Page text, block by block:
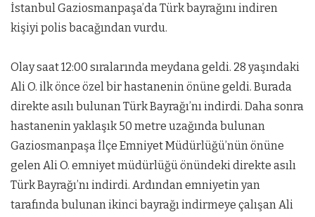
İstanbul Gaziosmanpaşa’da Türk bayrağını indiren
kişiyi polis bacağından vurdu.
Olay saat 12:00 sıralarında meydana geldi. 28 yaşındaki
Ali O. ilk önce özel bir hastanenin önüne geldi. Burada
direkte asılı bulunan Türk Bayrağı’nı indirdi. Daha sonra
hastanenin yaklaşık 50 metre uzağında bulunan
Gaziosmanpaşa İlçe Emniyet Müdürlüğü’nün önüne
gelen Ali O. emniyet müdürlüğü önündeki direkte asılı
Türk Bayrağı’nı indirdi. Ardından emniyetin yan
tarafında bulunan ikinci bayrağı indirmeye çalışan Ali